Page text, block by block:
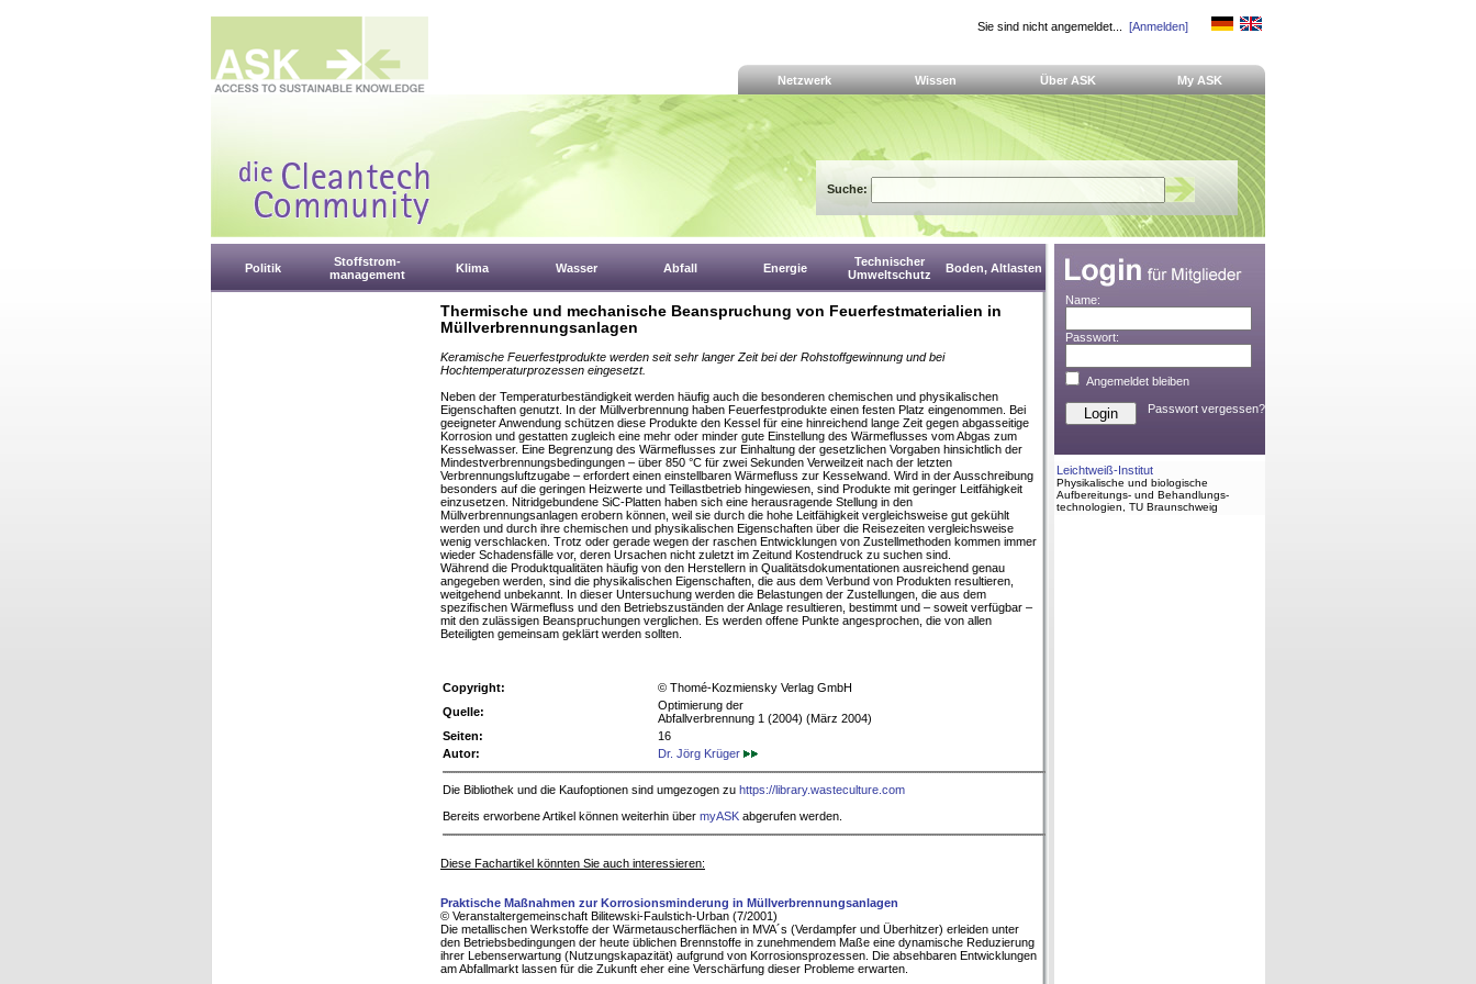
Sie sind nicht angemeldet... [Anmelden]
Netzwerk Wissen Über ASK My ASK
Suche:
Politik
Stoffstrom-
management
Klima Wasser Abfall Energie
Technischer
Umweltschutz
Boden, Altlasten
Thermische und mechanische Beanspruchung von Feuerfestmaterialien in
Müllverbrennungsanlagen
Keramische Feuerfestprodukte werden seit sehr langer Zeit bei der Rohstoffgewinnung und bei
Hochtemperaturprozessen eingesetzt.
Neben der Temperaturbeständigkeit werden häufig auch die besonderen chemischen und physikalischen
Eigenschaften genutzt. In der Müllverbrennung haben Feuerfestprodukte einen festen Platz eingenommen. Bei
geeigneter Anwendung schützen diese Produkte den Kessel für eine hinreichend lange Zeit gegen abgasseitige
Korrosion und gestatten zugleich eine mehr oder minder gute Einstellung des Wärmeflusses vom Abgas zum
Kesselwasser. Eine Begrenzung des Wärmeflusses zur Einhaltung der gesetzlichen Vorgaben hinsichtlich der
Mindestverbrennungsbedingungen – über 850 °C für zwei Sekunden Verweilzeit nach der letzten
Verbrennungsluftzugabe – erfordert einen einstellbaren Wärmefluss zur Kesselwand. Wird in der Ausschreibung
besonders auf die geringen Heizwerte und Teillastbetrieb hingewiesen, sind Produkte mit geringer Leitfähigkeit
einzusetzen. Nitridgebundene SiC-Platten haben sich eine herausragende Stellung in den
Müllverbrennungsanlagen erobern können, weil sie durch die hohe Leitfähigkeit vergleichsweise gut gekühlt
werden und durch ihre chemischen und physikalischen Eigenschaften über die Reisezeiten vergleichsweise
wenig verschlacken. Trotz oder gerade wegen der raschen Entwicklungen von Zustellmethoden kommen immer
wieder Schadensfälle vor, deren Ursachen nicht zuletzt im Zeitund Kostendruck zu suchen sind.
Während die Produktqualitäten häufig von den Herstellern in Qualitätsdokumentationen ausreichend genau
angegeben werden, sind die physikalischen Eigenschaften, die aus dem Verbund von Produkten resultieren,
weitgehend unbekannt. In dieser Untersuchung werden die Belastungen der Zustellungen, die aus dem
spezifischen Wärmefluss und den Betriebszuständen der Anlage resultieren, bestimmt und – soweit verfügbar –
mit den zulässigen Beanspruchungen verglichen. Es werden offene Punkte angesprochen, die von allen
Beteiligten gemeinsam geklärt werden sollten.
Copyright:
© Thomé-Kozmiensky Verlag GmbH
Quelle:
Optimierung der
Abfallverbrennung 1 (2004) (März 2004)
Seiten:
16
Autor:
Dr. Jörg Krüger
Die Bibliothek und die Kaufoptionen sind umgezogen zu https://library.wasteculture.com
Bereits erworbene Artikel können weiterhin über myASK abgerufen werden.
Diese Fachartikel könnten Sie auch interessieren:
Praktische Maßnahmen zur Korrosionsminderung in Müllverbrennungsanlagen
© Veranstaltergemeinschaft Bilitewski-Faulstich-Urban (7/2001)
Die metallischen Werkstoffe der Wärmetauscherflächen in MVA´s (Verdampfer und Überhitzer) erleiden unter
den Betriebsbedingungen der heute üblichen Brennstoffe in zunehmendem Maße eine dynamische Reduzierung
ihrer Lebenserwartung (Nutzungskapazität) aufgrund von Korrosionsprozessen. Die absehbaren Entwicklungen
am Abfallmarkt lassen für die Zukunft eher eine Verschärfung dieser Probleme erwarten.
Name:
Passwort:
Angemeldet bleiben
Passwort vergessen?
Leichtweiß-Institut
Physikalische und biologische
Aufbereitungs- und Behandlungs-
technologien, TU Braunschweig